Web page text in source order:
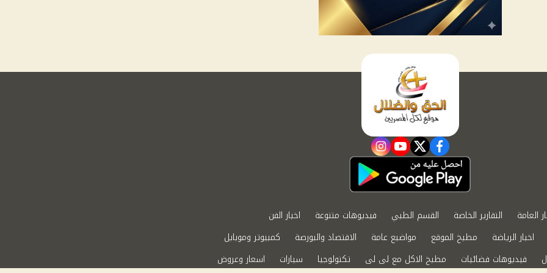
facebook
twitter
youtube
instagram
العامة التقارير الخاصة القسم الطبي فيديوهات متنوعة
اخبار الفن
اخبار الرياضة
مطبخ الموقع مواضيع عامة الاقتصاد والبورصة
كمبيوتر وموبايل
فيديوهات فضائيات مطبخ الاكل مع لى لى تكنولوجيا سيارات اسعار وعروض